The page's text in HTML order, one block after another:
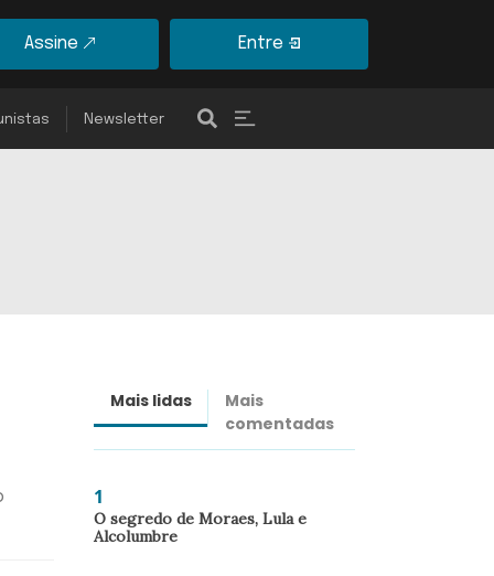
Assine Entre
Newsletter
Mais lidas
Mais
comentadas
1
O segredo de Moraes, Lula e
Alcolumbre